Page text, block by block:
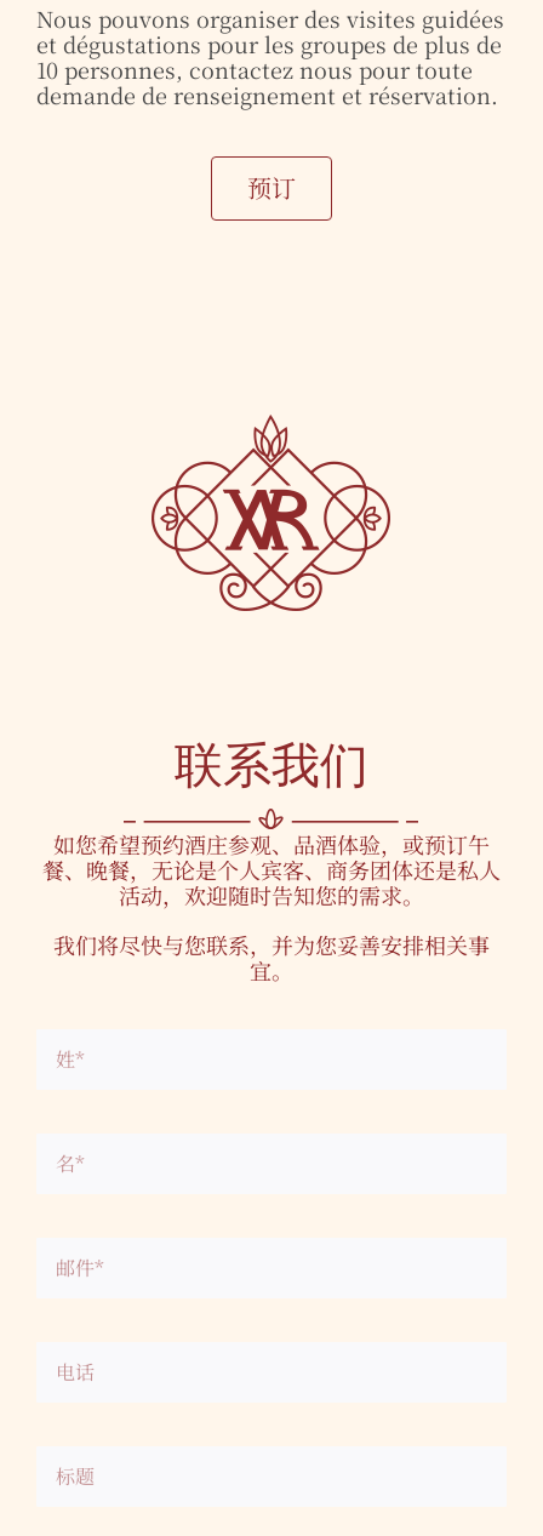
Nous pouvons organiser des visites guidées
et dégustations pour les groupes de plus de
10 personnes, contactez nous pour toute
demande de renseignement et réservation.
预订
联系我们
如您希望预约酒庄参观、品酒体验，或预订午
餐、晚餐，无论是个人宾客、商务团体还是私人
活动，欢迎随时告知您的需求。
我们将尽快与您联系，并为您妥善安排相关事
宜。